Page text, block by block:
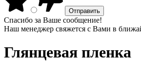
Спасибо за Ваше сообщение!
Наш менеджер свяжется с Вами в
Глянцевая пленка